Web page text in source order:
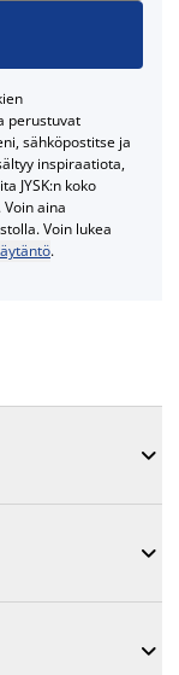
perustuvat
sähköpostitse ja
inspiraatiota,
JYSK:n koko
. Voin aina
Voin lukea
.


